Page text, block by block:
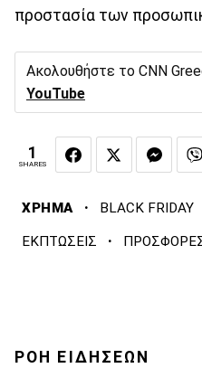
προστασία των
Ακολουθήστε το CNN
YouTube
1
SHARES
ΧΡΗΜΑ · BLACK FRIDAY
ΕΚΠΤΩΣΕΙΣ ·
ΡΟΗ ΕΙΔΗΣΕΩΝ